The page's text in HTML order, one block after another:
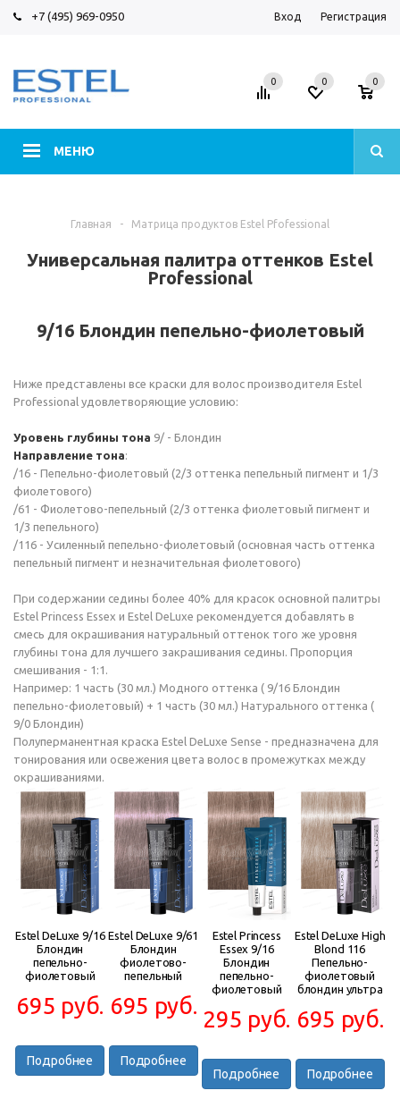
+7 (495) 969-0950 Вход Регистрация
МЕНЮ
0 0 0
Главная - Матрица продуктов Estel Pfofessional
Универсальная палитра оттенков Estel
Professional
9/16 Блондин пепельно-фиолетовый
Ниже представлены все краски для волос производителя Estel
Professional удовлетворяющие условию:
Уровень глубины тона 9/ - Блондин
Направление тона:
/16 - Пепельно-фиолетовый (2/3 оттенка пепельный пигмент и 1/3
фиолетового)
/61 - Фиолетово-пепельный (2/3 оттенка фиолетовый пигмент и
1/3 пепельного)
/116 - Усиленный пепельно-фиолетовый (основная часть оттенка
пепельный пигмент и незначительная фиолетового)
При содержании седины более 40% для красок основной палитры
Estel Princess Essex и Estel DeLuxe рекомендуется добавлять в
смесь для окрашивания натуральный оттенок того же уровня
глубины тона для лучшего закрашивания седины. Пропорция
смешивания - 1:1.
Например: 1 часть (30 мл.) Модного оттенка ( 9/16 Блондин
пепельно-фиолетовый) + 1 часть (30 мл.) Натурального оттенка (
9/0 Блондин)
Полуперманентная краска Estel DeLuxe Sense - предназначена для
тонирования или освежения цвета волос в промежутках между
окрашиваниями.
Estel DeLuxe 9/16
Блондин
пепельно-
фиолетовый
695 руб.
Подробнее
Estel DeLuxe 9/61
Блондин
фиолетово-
пепельный
695 руб.
Подробнее
Estel Princess
Essex 9/16
Блондин
пепельно-
фиолетовый
295 руб.
Подробнее
Estel DeLuxe High
Blond 116
Пепельно-
фиолетовый
блондин ультра
695 руб.
Подробнее